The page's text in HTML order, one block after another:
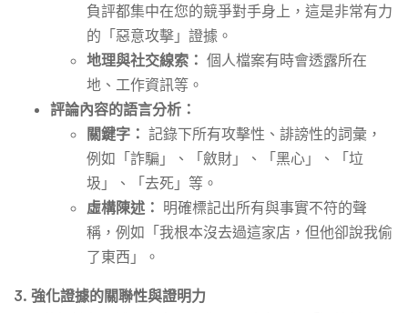
負評都集中在您的競爭對手身上，這是非常有力
的「惡意攻擊」證據。
地理與社交線索： 個人檔案有時會透露所在
地、工作資訊等。
評論內容的語言分析：
關鍵字： 記錄下所有攻擊性、誹謗性的詞彙，
例如「詐騙」、「斂財」、「黑心」、「垃
圾」、「去死」等。
虛構陳述： 明確標記出所有與事實不符的聲
稱，例如「我根本沒去過這家店，但他卻說我偷
了東西」。
3. 強化證據的關聯性與證明力